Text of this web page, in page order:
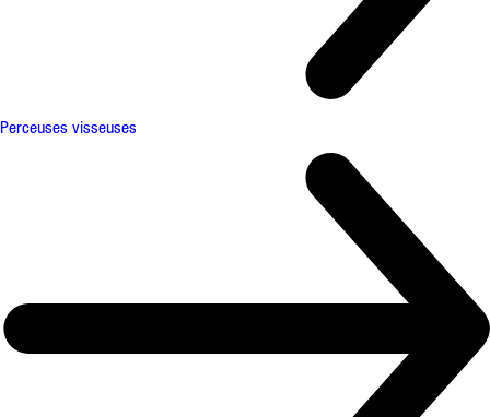
Perceuses visseuses